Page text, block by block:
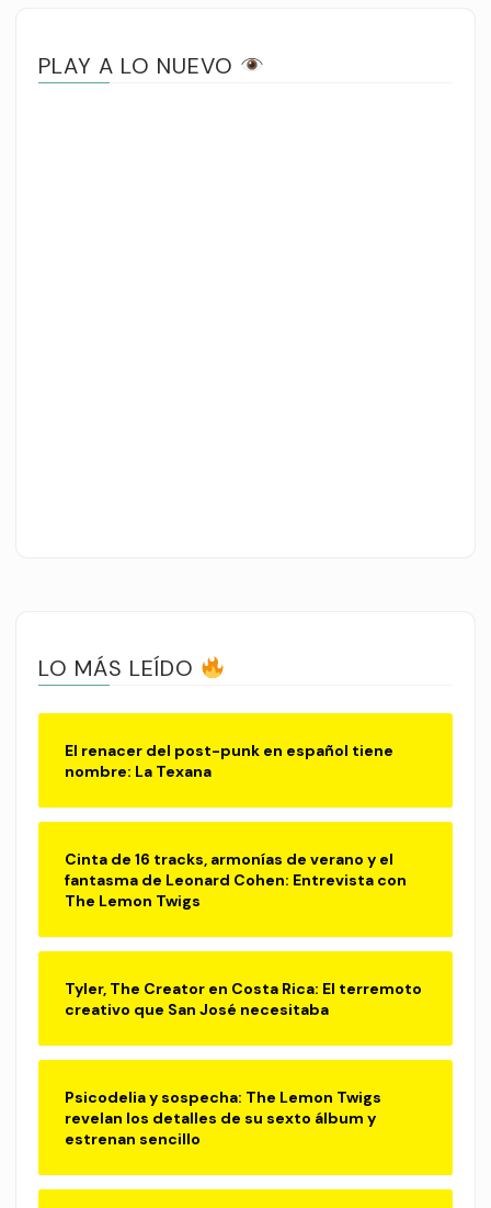
PLAY A LO NUEVO
LO MÁS LEÍDO
El renacer del post-punk en español tiene
nombre: La Texana
Cinta de 16 tracks, armonías de verano y el
fantasma de Leonard Cohen: Entrevista con
The Lemon Twigs
Tyler, The Creator en Costa Rica: El terremoto
creativo que San José necesitaba
Psicodelia y sospecha: The Lemon Twigs
revelan los detalles de su sexto álbum y
estrenan sencillo